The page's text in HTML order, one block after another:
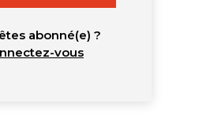
abonné(e) ?
vous